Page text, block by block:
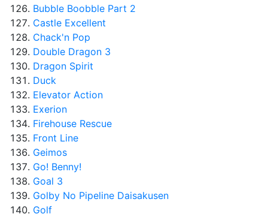
Bubble Boobble Part 2
Castle Excellent
Chack'n Pop
Double Dragon 3
Dragon Spirit
Duck
Elevator Action
Exerion
Firehouse Rescue
Front Line
Geimos
Go! Benny!
Goal 3
Golby No Pipeline Daisakusen
Golf